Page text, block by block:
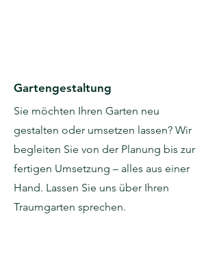
Gartengestaltung
Sie möchten Ihren Garten neu
gestalten oder umsetzen lassen? Wir
begleiten Sie von der Planung bis zur
fertigen Umsetzung – alles aus einer
Hand. Lassen Sie uns über Ihren
Traumgarten sprechen.